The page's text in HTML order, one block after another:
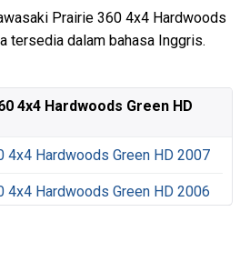
Prairie 360 4x4 Hardwoods
tersedia dalam bahasa Inggris.
4x4 Hardwoods Green HD
4x4 Hardwoods Green HD 2007
4x4 Hardwoods Green HD 2006